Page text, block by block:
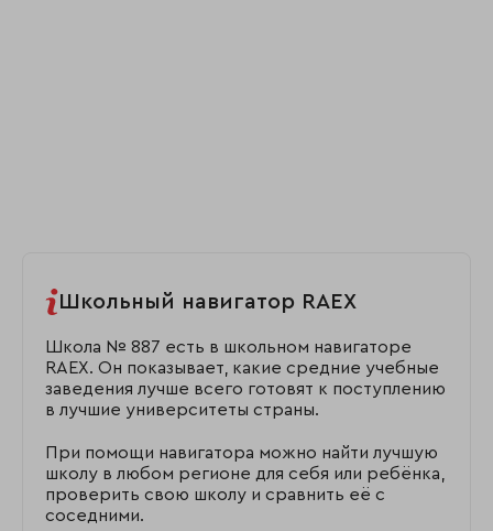
Школьный навигатор RAEX
Школа № 887 есть в школьном навигаторе
RAEX. Он показывает, какие средние учебные
заведения лучше всего готовят к поступлению
в лучшие университеты страны.
При помощи навигатора можно найти лучшую
школу в любом регионе для себя или ребёнка,
проверить свою школу и сравнить её с
соседними.